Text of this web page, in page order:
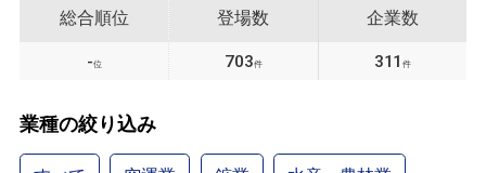
総合順位
-位
登場数
703件
企業数
311件
業種の絞り込み